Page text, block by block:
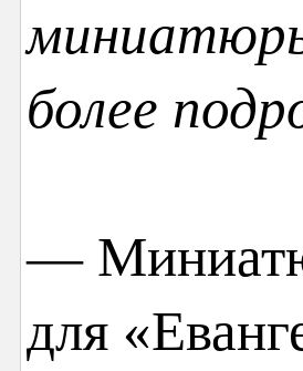
более
—
для